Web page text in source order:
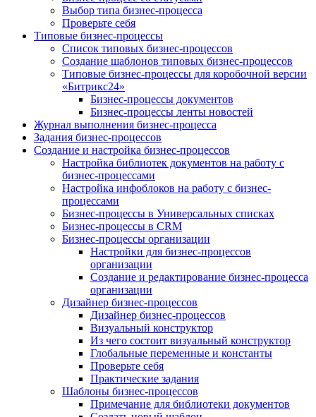
Выбор типа бизнес-процесса
Проверьте себя
Типовые бизнес-процессы
Список типовых бизнес-процессов
Создание шаблонов типовых бизнес-процессов
Типовые бизнес-процессы для коробочной версии
«Битрикс24»
Бизнес-процессы документов
Бизнес-процессы ленты новостей
Журнал выполнения бизнес-процесса
Задания бизнес-процессов
Создание и настройка бизнес-процессов
Настройка библиотек документов на работу с
бизнес-процессами
Настройка инфоблоков на работу с бизнес-
процессами
Бизнес-процессы в Универсальных списках
Бизнес-процессы в CRM
Бизнес-процессы организации
Настройки для бизнес-процессов
организации
Создание и редактирование бизнес-процесса
организации
Дизайнер бизнес-процессов
Дизайнер бизнес-процессов
Визуальный конструктор
Из чего состоит визуальный конструктор
Глобальные переменные и константы
Проверьте себя
Практические задания
Шаблоны бизнес-процессов
Примечание для библиотеки документов